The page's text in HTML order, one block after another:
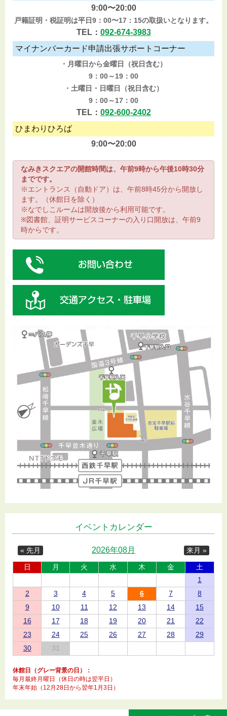
9:00〜20:00
戸籍証明・税証明は平日9：00〜17：15の取扱いとなります。
TEL： 092-674-3983
マイナンバーカード申請出張サポートコーナー
・月曜日から金曜日（祝日含む）
9：00～19：00
・土曜日・日曜日（祝日含む）
9：00～17：00
TEL： 092-600-2402
ひまわりひろば
9:00〜20:00
なみきスクエアの開館時間は、午前9時から午後10時30分
までです。
※エントランス（自動ドア）は、午前8時45分から開放し
ます。（休館日を除く）
※なでしこルームは開放後から利用可能です。
※図書館、証明サービスコーナーの入り口開放は、午前9
時からです。
イベントカレンダー
« 先月 来月 »
2026年08月
日 月 火 水 木 金
土
1
2
3 4 5 6 7
8
9
10 11 12 13 14
15
16
17 18 19 20 21
22
23
24 25 26 27 28
29
30
31
休館日（グレー背景の日）：
毎月最終月曜日（休日の時は翌平日）
年末年始（12月28日から翌年1月3日）